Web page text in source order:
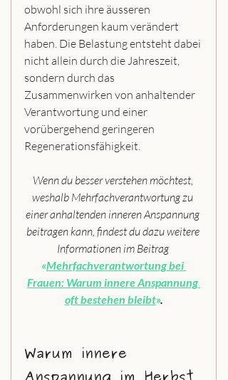
obwohl sich ihre äusseren
Anforderungen kaum verändert
haben. Die Belastung entsteht dabei
nicht allein durch die Jahreszeit,
sondern durch das
Zusammenwirken von anhaltender
Verantwortung und einer
vorübergehend geringeren
Regenerationsfähigkeit.
Wenn du besser verstehen möchtest,
weshalb Mehrfachverantwortung zu
einer anhaltenden inneren Anspannung
beitragen kann, findest du dazu weitere
Informationen im Beitrag
«Mehrfachverantwortung bei
Frauen: Warum innere Anspannung
oft bestehen bleibt».
Warum innere